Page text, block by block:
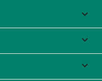


